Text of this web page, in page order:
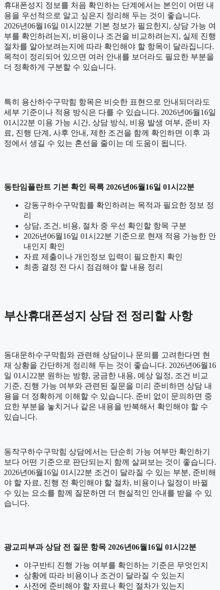
휴대폰성지 정보를 처음 확인하는 단계에서는 본인이 어떤 내
용을 우선적으로 알고 싶은지 정리해 두는 것이 좋습니다.
2026년06월16일 01시22분 기본 정보가 필요한지, 상담 가능 여
부를 확인하려는지, 비용이나 조건을 비교하려는지, 실제 진행
절차를 알아보려는지에 따라 확인해야 할 항목이 달라집니다.
목적이 정리되어 있으면 여러 안내를 보더라도 필요한 부분을
더 정확하게 구분할 수 있습니다.
특히 용산하수구막힘 항목은 비슷한 표현으로 안내되더라도
세부 기준이나 적용 방식은 다를 수 있습니다. 2026년06월16일
01시22분 이용 가능 시간, 상담 방식, 비용 발생 여부, 준비 자
료, 진행 단계, 사후 안내, 제한 조건을 함께 확인하면 이후 과
정에서 생길 수 있는 혼선을 줄이는 데 도움이 됩니다.
동탄임플란트 기본 확인 목록 2026년06월16일 01시22분
강동구하수구막힘를 확인하려는 목적과 필요한 정보 정
리
상담, 조건, 비용, 절차 중 우선 확인할 항목 구분
2026년06월16일 01시22분 기준으로 현재 적용 가능한 안
내인지 확인
자료 제출이나 개인정보 입력이 필요한지 확인
최종 결정 전 다시 점검해야 할 내용 정리
부산휴대폰성지 상담 전 정리할 사항
동대문하수구막힘와 관련해 상담이나 문의를 고려한다면 현
재 상황을 간단하게 정리해 두는 것이 좋습니다. 2026년06월16
일 01시22분 원하는 방향, 궁금한 내용, 예상 일정, 조건 비교
기준, 진행 가능 여부와 관련된 질문을 미리 준비하면 상담 내
용을 더 정확하게 이해할 수 있습니다. 준비 없이 문의하면 중
요한 부분을 놓치거나 같은 내용을 반복해서 확인해야 할 수
있습니다.
동작구하수구막힘 상담에서는 단순히 가능 여부만 확인하기
보다 어떤 기준으로 판단되는지 함께 살펴보는 것이 좋습니다.
2026년06월16일 01시22분 조건이 달라질 수 있는 부분, 준비해
야 할 자료, 진행 전 확인해야 할 절차, 비용이나 일정이 바뀔
수 있는 요소를 함께 질문하면 더 현실적인 안내를 받을 수 있
습니다.
광교피부과 상담 전 질문 항목 2026년06월16일 01시22분
야구반티 진행 가능 여부를 확인하는 기준은 무엇인지
상황에 따라 비용이나 조건이 달라질 수 있는지
사전에 준비해야 할 자료나 확인 절차가 있는지